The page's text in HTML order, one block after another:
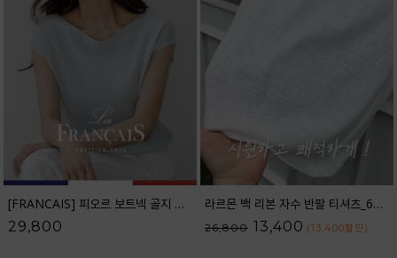
[FRANCAIS] 피오르 보트넥 골지 캡소매 니트_F6H433KN
29,800
라르몬 백 리본 자수 반팔 티셔츠_62TS2605
26,800 13,400 (13,400할인 )